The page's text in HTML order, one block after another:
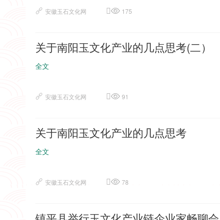
安徽玉石文化网 175
关于南阳玉文化产业的几点思考(二）
全文
安徽玉石文化网 91
关于南阳玉文化产业的几点思考
全文
安徽玉石文化网 78